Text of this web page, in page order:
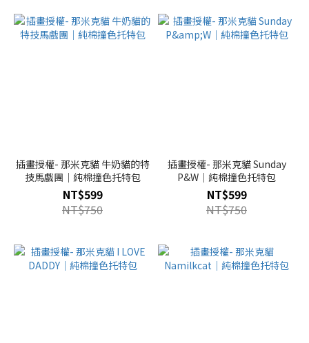
插畫授權- 那米克貓 牛奶貓的特
技馬戲團｜純棉撞色托特包
NT$599
NT$750
插畫授權- 那米克貓 Sunday
P&W｜純棉撞色托特包
NT$599
NT$750